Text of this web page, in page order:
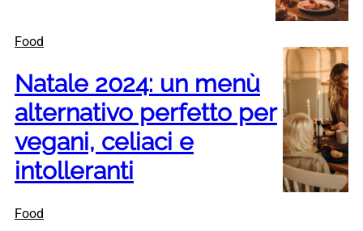
Food
Natale 2024: un menù
alternativo perfetto per
vegani, celiaci e
intolleranti
Food